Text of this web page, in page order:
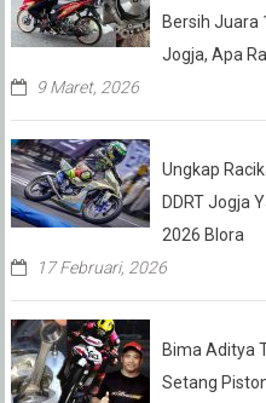
Bersih Juara
Jogja, Apa
9 Maret, 2026
Ungkap
DDRT Jogja
2026 Blora
17 Februari, 2026
Bima Aditya
Setang